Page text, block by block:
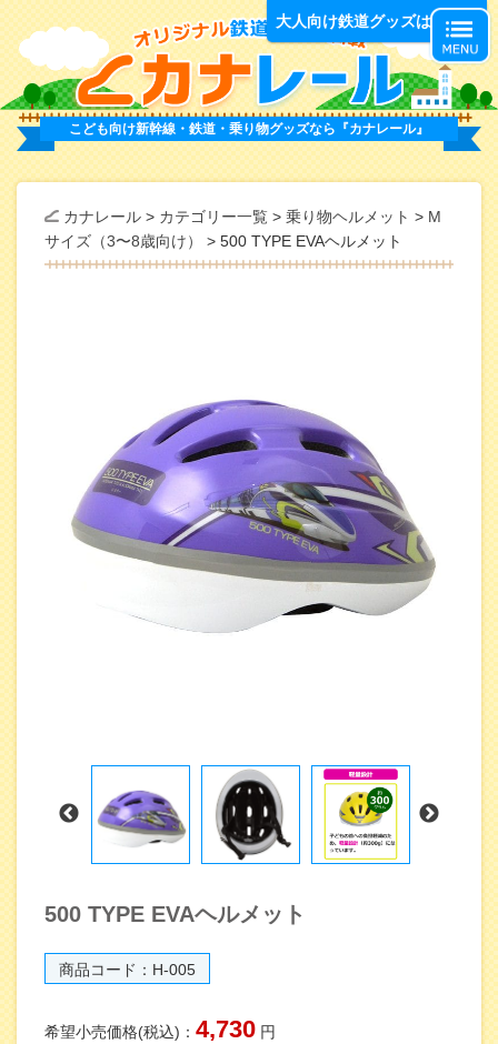
大人向け鉄道グッズはこちら
こども向け新幹線・鉄道・乗り物グッズなら 『カナレール』
カナレール > カテゴリー一覧 > 乗り物ヘルメット > M
サイズ（3〜8歳向け）
> 500 TYPE EVAヘルメット
500 TYPE EVAヘルメット
商品コード：H-005
希望小売価格(税込)： 4,730 円